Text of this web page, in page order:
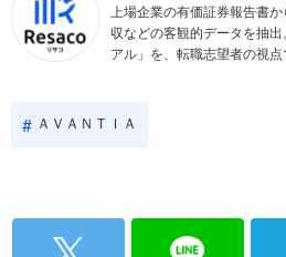
上場企業の有価証券報告書
収などの客観的データを抽
アル」を、転職志望者の視点
ＡＶＡＮＴＩＡ